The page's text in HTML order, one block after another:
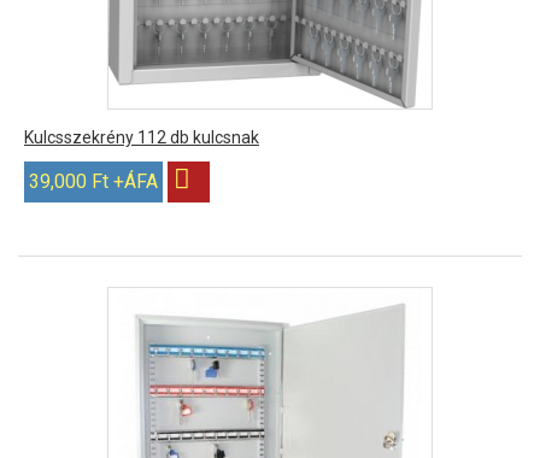
Kulcsszekrény 112 db kulcsnak
39,000 Ft +ÁFA